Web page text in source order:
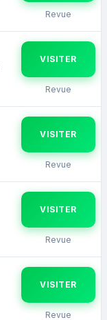
Revue
VISITER
Revue
VISITER
Revue
VISITER
Revue
VISITER
Revue